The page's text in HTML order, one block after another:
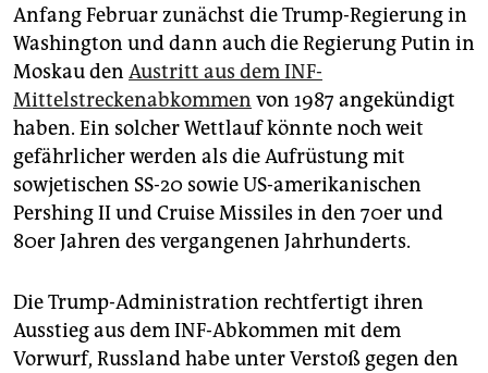
Anfang Februar zunächst die Trump-Regierung in
Washington und dann auch die Regierung Putin in
Moskau den Austritt aus dem INF-
Mittelstreckenabkommen von 1987 angekündigt
haben. Ein solcher Wettlauf könnte noch weit
gefährlicher werden als die Aufrüstung mit
sowjetischen SS-20 sowie US-amerikanischen
Pershing II und Cruise Missiles in den 70er und
80er Jahren des vergangenen Jahrhunderts.
Die Trump-Administration rechtfertigt ihren
Ausstieg aus dem INF-Abkommen mit dem
Vorwurf, Russland habe unter Verstoß gegen den